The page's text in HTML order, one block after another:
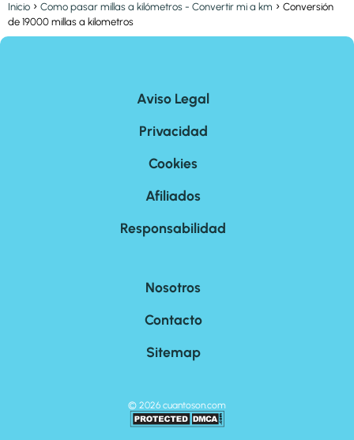
Inicio Como pasar millas a kilómetros - Convertir mi a km
Conversión
de 19000 millas a kilometros
Aviso Legal
Privacidad
Cookies
Afiliados
Responsabilidad
Nosotros
Contacto
Sitemap
© 2026 cuantoson.com